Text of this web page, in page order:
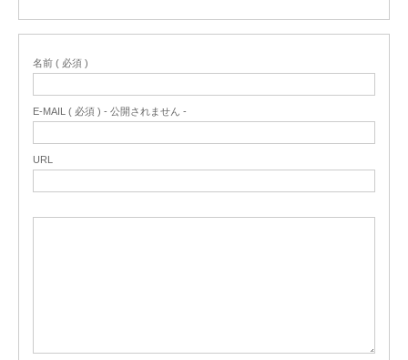
名前 ( 必須 )
E-MAIL ( 必須 ) - 公開されません -
URL